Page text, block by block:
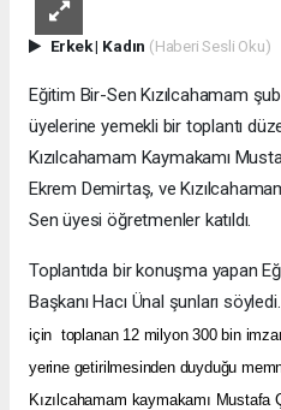
Erkek| Kadın (Haberi Sesli Oku)
Eğitim Bir-Sen Kızılcahamam
üyelerine yemekli bir toplantı
Kızılcahamam Kaymakamı
Ekrem Demirtaş, ve
Sen üyesi öğretmenler katıldı.
Toplantıda bir konuşma yapan
Başkanı Hacı Ünal şunları söyledi.
için toplanan 12 milyon 300 bin
yerine getirilmesinden duyduğu
Kızılcahamam kaymakamı Mustafa